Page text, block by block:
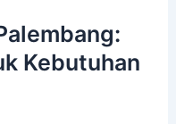
Kebutuhan